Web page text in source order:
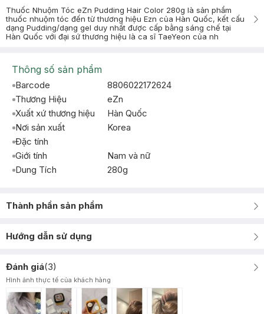
Thuốc Nhuộm Tóc eZn Pudding Hair Color 280g là sản phẩm
thuốc nhuộm tóc đến từ thương hiệu Ezn của Hàn Quốc, kết cấu
dạng Pudding/dạng gel duy nhất được cấp bằng sáng chế tại
Hàn Quốc với đại sứ thương hiệu là ca sĩ TaeYeon của nh
Thông số sản phẩm
Barcode
8806022172624
Thương Hiệu
eZn
Xuất xứ thương hiệu
Hàn Quốc
Nơi sản xuất
Korea
Đặc tính
Giới tính
Nam và nữ
Dung Tích
280g
Thành phần sản phẩm
Hướng dẫn sử dụng
Đánh giá(3)
Hình ảnh thực tế của khách hàng